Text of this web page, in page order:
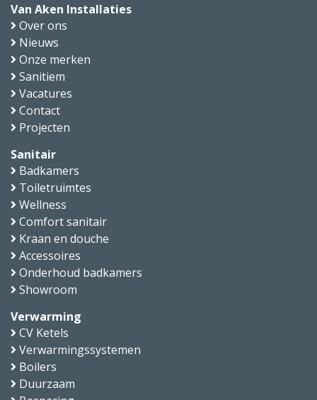
Van Aken Installaties
Over ons
Nieuws
Onze merken
Sanitiem
Vacatures
Contact
Projecten
Sanitair
Badkamers
Toiletruimtes
Wellness
Comfort sanitair
Kraan en douche
Accessoires
Onderhoud badkamers
Showroom
Verwarming
CV Ketels
Verwarmingssystemen
Boilers
Duurzaam